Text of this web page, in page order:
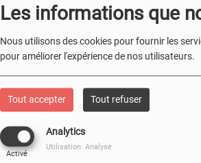
Les informations que
Nous utilisons des cookies pour fournir les
pour améliorer l'expérience de nos utilisateurs.
Tout accepter Tout refuser
Analytics
Activé
Utilisation: Analyse